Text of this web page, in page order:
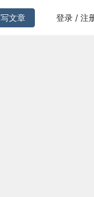
写文章 登录 / 注